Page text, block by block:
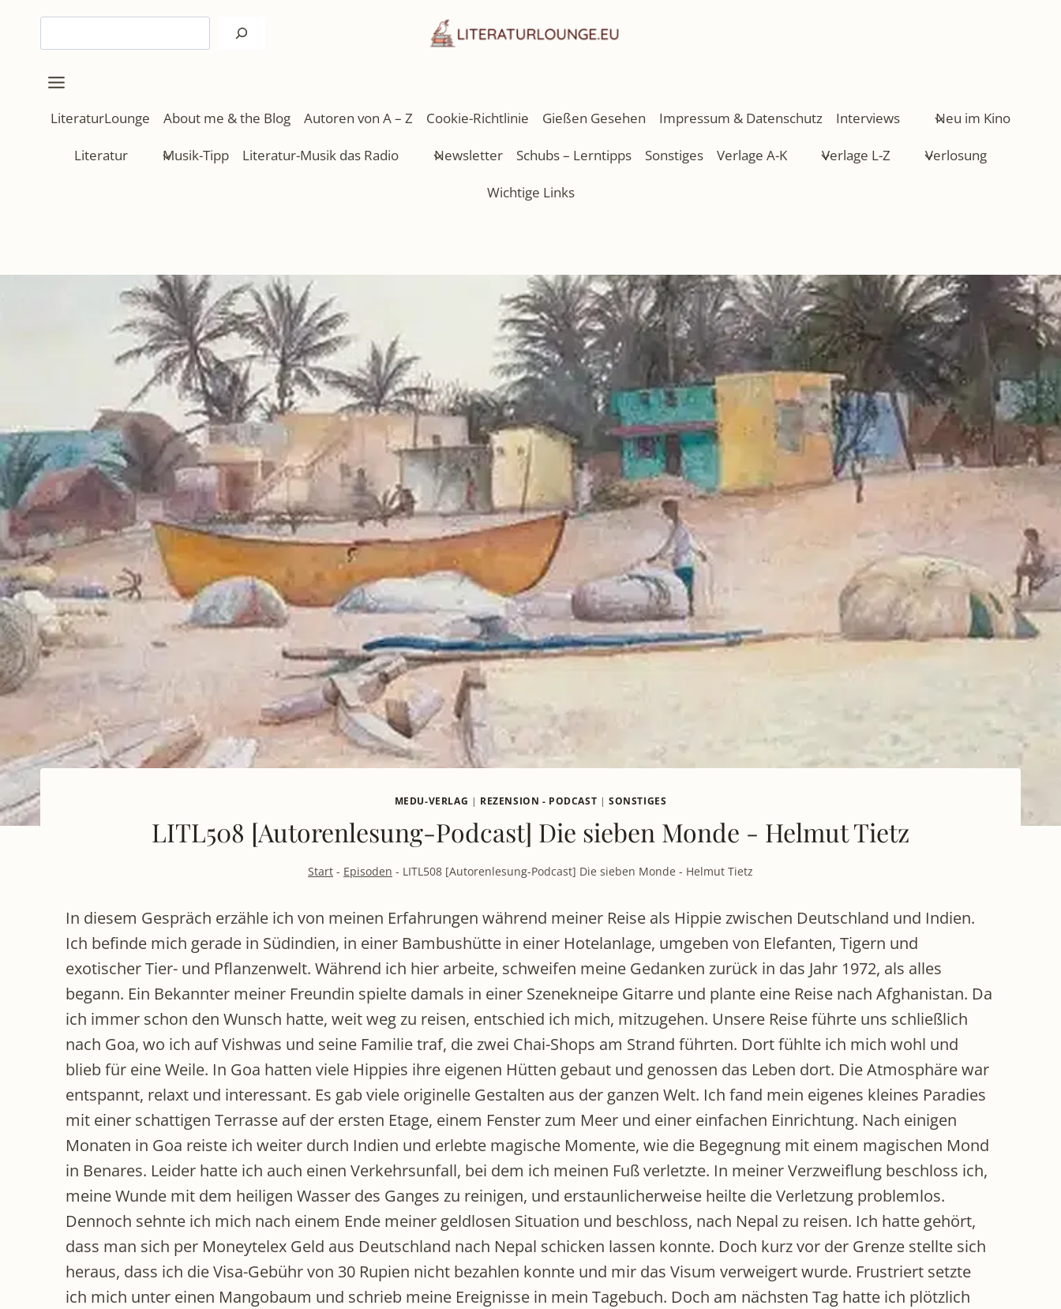
springen
LiteraturLounge About me & the Blog Autoren von A – Z Cookie-Richtlinie Gießen Gesehen Impressum & Datenschutz Interviews Neu im Kino
Literatur Musik-Tipp Literatur-Musik das Radio Newsletter Schubs – Lerntipps Sonstiges Verlage A-K Verlage L-Z Verlosung
Wichtige Links
MEDU-VERLAG | REZENSION - PODCAST |SONSTIGES
LITL508 [Autorenlesung-Podcast] Die sieben Monde - Helmut Tietz
Start - Episoden - LITL508 [Autorenlesung-Podcast] Die sieben Monde - Helmut Tietz
In diesem Gespräch erzähle ich von meinen Erfahrungen während meiner Reise als Hippie zwischen Deutschland und Indien.
Ich befinde mich gerade in Südindien, in einer Bambushütte in einer Hotelanlage, umgeben von Elefanten, Tigern und
exotischer Tier- und Pflanzenwelt. Während ich hier arbeite, schweifen meine Gedanken zurück in das Jahr 1972, als alles
begann. Ein Bekannter meiner Freundin spielte damals in einer Szenekneipe Gitarre und plante eine Reise nach Afghanistan. Da
ich immer schon den Wunsch hatte, weit weg zu reisen, entschied ich mich, mitzugehen. Unsere Reise führte uns schließlich
nach Goa, wo ich auf Vishwas und seine Familie traf, die zwei Chai-Shops am Strand führten. Dort fühlte ich mich wohl und
blieb für eine Weile. In Goa hatten viele Hippies ihre eigenen Hütten gebaut und genossen das Leben dort. Die Atmosphäre war
entspannt, relaxt und interessant. Es gab viele originelle Gestalten aus der ganzen Welt. Ich fand mein eigenes kleines Paradies
mit einer schattigen Terrasse auf der ersten Etage, einem Fenster zum Meer und einer einfachen Einrichtung. Nach einigen
Monaten in Goa reiste ich weiter durch Indien und erlebte magische Momente, wie die Begegnung mit einem magischen Mond
in Benares. Leider hatte ich auch einen Verkehrsunfall, bei dem ich meinen Fuß verletzte. In meiner Verzweiflung beschloss ich,
meine Wunde mit dem heiligen Wasser des Ganges zu reinigen, und erstaunlicherweise heilte die Verletzung problemlos.
Dennoch sehnte ich mich nach einem Ende meiner geldlosen Situation und beschloss, nach Nepal zu reisen. Ich hatte gehört,
dass man sich per Moneytelex Geld aus Deutschland nach Nepal schicken lassen konnte. Doch kurz vor der Grenze stellte sich
heraus, dass ich die Visa-Gebühr von 30 Rupien nicht bezahlen konnte und mir das Visum verweigert wurde. Frustriert setzte
ich mich unter einen Mangobaum und schrieb meine Ereignisse in mein Tagebuch. Doch am nächsten Tag hatte ich plötzlich